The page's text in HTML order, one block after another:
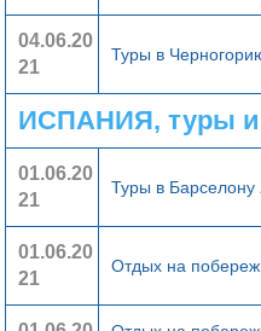
04.06.20
21
Туры в
ИСПАНИЯ, туры
01.06.20
21
Туры в Барселону
01.06.20
21
Отдых на